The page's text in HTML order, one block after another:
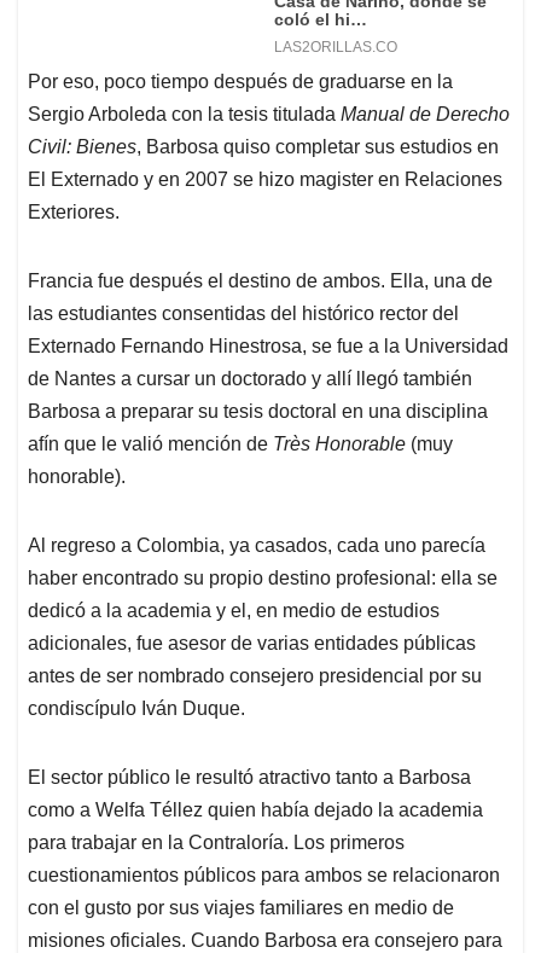
Por eso, poco tiempo después de graduarse en la
Sergio Arboleda con la tesis titulada Manual de Derecho
Civil: Bienes, Barbosa quiso completar sus estudios en
El Externado y en 2007 se hizo magister en Relaciones
Exteriores.
Francia fue después el destino de ambos. Ella, una de
las estudiantes consentidas del histórico rector del
Externado Fernando Hinestrosa, se fue a la Universidad
de Nantes a cursar un doctorado y allí llegó también
Barbosa a preparar su tesis doctoral en una disciplina
afín que le valió mención de Très Honorable (muy
honorable).
Al regreso a Colombia, ya casados, cada uno parecía
haber encontrado su propio destino profesional: ella se
dedicó a la academia y el, en medio de estudios
adicionales, fue asesor de varias entidades públicas
antes de ser nombrado consejero presidencial por su
condiscípulo Iván Duque.
El sector público le resultó atractivo tanto a Barbosa
como a Welfa Téllez quien había dejado la academia
para trabajar en la Contraloría. Los primeros
cuestionamientos públicos para ambos se relacionaron
con el gusto por sus viajes familiares en medio de
misiones oficiales. Cuando Barbosa era consejero para